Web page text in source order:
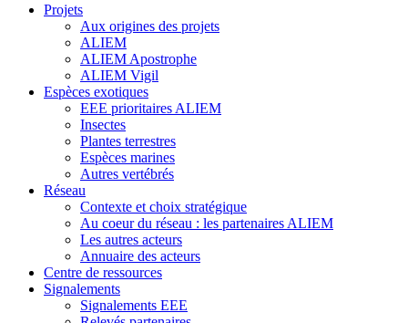
Projets
Aux origines des projets
ALIEM
ALIEM Apostrophe
ALIEM Vigil
Espèces exotiques
EEE prioritaires ALIEM
Insectes
Plantes terrestres
Espèces marines
Autres vertébrés
Réseau
Contexte et choix stratégique
Au coeur du réseau : les partenaires ALIEM
Les autres acteurs
Annuaire des acteurs
Centre de ressources
Signalements
Signalements EEE